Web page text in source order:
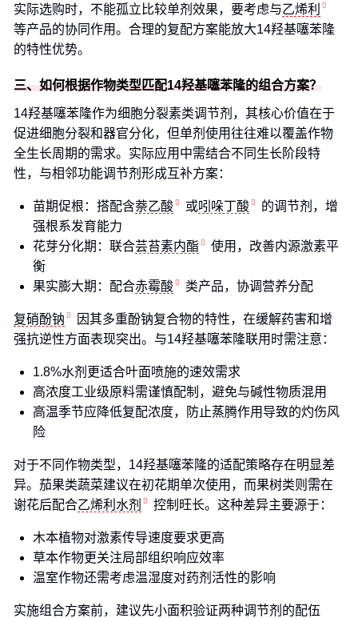
实际选购时，不能孤立比较单剂效果，要考虑与乙烯利
等产品的协同作用。合理的复配方案能放大14羟基噻苯隆
的特性优势。
三、如何根据作物类型匹配14羟基噻苯隆的组合方案？
14羟基噻苯隆作为细胞分裂素类调节剂，其核心价值在于
促进细胞分裂和器官分化，但单剂使用往往难以覆盖作物
全生长周期的需求。实际应用中需结合不同生长阶段特
性，与相邻功能调节剂形成互补方案：
苗期促根：搭配含萘乙酸 或吲哚丁酸
的调节剂，增
强根系发育能力
花芽分化期：联合芸苔素内酯
使用，改善内源激素平
衡
果实膨大期：配合赤霉酸 类产品，协调营养分配
复硝酚钠
因其多重酚钠复合物的特性，在缓解药害和增
强抗逆性方面表现突出。与14羟基噻苯隆联用时需注意：
1.8%水剂更适合叶面喷施的速效需求
高浓度工业级原料需谨慎配制，避免与碱性物质混用
高温季节应降低复配浓度，防止蒸腾作用导致的灼伤风
险
对于不同作物类型，14羟基噻苯隆的适配策略存在明显差
异。茄果类蔬菜建议在初花期单次使用，而果树类则需在
谢花后配合乙烯利水剂 控制旺长。这种差异主要源于：
木本植物对激素传导速度要求更高
草本作物更关注局部组织响应效率
温室作物还需考虑温湿度对药剂活性的影响
实施组合方案前，建议先小面积验证两种调节剂的配伍